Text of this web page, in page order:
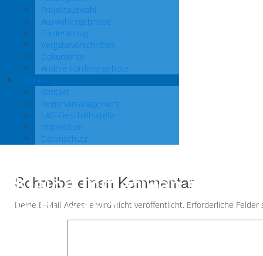
Projektauswahl
Auswahlergebnisse
Förderantrag
Vergabevorschriften
Dokumente
Andere Förderangebote
Beratung
Kontakt
Regionalmanagement
LAG-Geschäftsstelle
Impressum
Datenschutz
Kleine Initiativen starten
in Runde 2
Schreibe einen Kommentar
Deine E-Mail-Adresse wird nicht veröffentlicht. Erforderliche